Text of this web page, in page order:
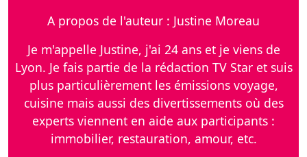
A propos de l'auteur : Justine Moreau
Je m'appelle Justine, j'ai 24 ans et je viens de
Lyon. Je fais partie de la rédaction TV Star et suis
plus particulièrement les émissions voyage,
cuisine mais aussi des divertissements où des
experts viennent en aide aux participants :
immobilier, restauration, amour, etc.